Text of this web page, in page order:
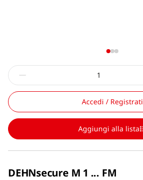
Accedi / Registrati
Aggiungi alla lista
DEHNsecure M 1 ... FM